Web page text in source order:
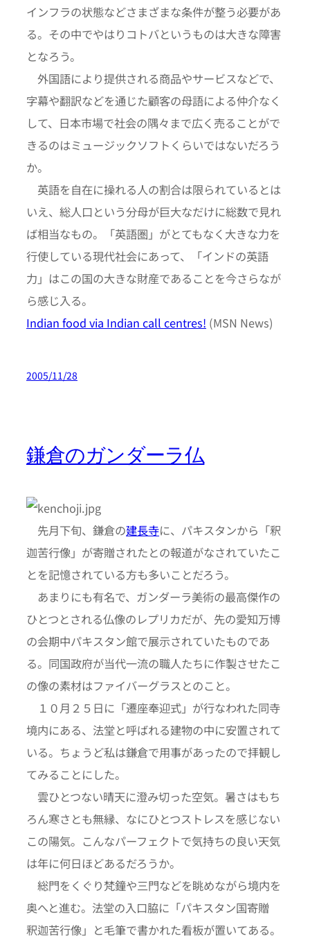
インフラの状態などさまざまな条件が整う必要があ
る。その中でやはりコトバというものは大きな障害
となろう。
外国語により提供される商品やサービスなどで、
字幕や翻訳などを通じた顧客の母語による仲介なく
して、日本市場で社会の隅々まで広く売ることがで
きるのはミュージックソフトくらいではないだろう
か。
英語を自在に操れる人の割合は限られているとは
いえ、総人口という分母が巨大なだけに総数で見れ
ば相当なもの。「英語圏」がとてもなく大きな力を
行使している現代社会にあって、「インドの英語
力」はこの国の大きな財産であることを今さらなが
ら感じ入る。
Indian food via Indian call centres! (MSN News)
2005/11/28
鎌倉のガンダーラ仏
先月下旬、鎌倉の建長寺に、パキスタンから「釈
迦苦行像」が寄贈されたとの報道がなされていたこ
とを記憶されている方も多いことだろう。
あまりにも有名で、ガンダーラ美術の最高傑作の
ひとつとされる仏像のレプリカだが、先の愛知万博
の会期中パキスタン館で展示されていたものであ
る。同国政府が当代一流の職人たちに作製させたこ
の像の素材はファイバーグラスとのこと。
１０月２５日に「遷座奉迎式」が行なわれた同寺
境内にある、法堂と呼ばれる建物の中に安置されて
いる。ちょうど私は鎌倉で用事があったので拝観し
てみることにした。
雲ひとつない晴天に澄み切った空気。暑さはもち
ろん寒さとも無縁、なにひとつストレスを感じない
この陽気。こんなパーフェクトで気持ちの良い天気
は年に何日ほどあるだろうか。
総門をくぐり梵鐘や三門などを眺めながら境内を
奥へと進む。法堂の入口脇に「パキスタン国寄贈
釈迦苦行像」と毛筆で書かれた看板が置いてある。